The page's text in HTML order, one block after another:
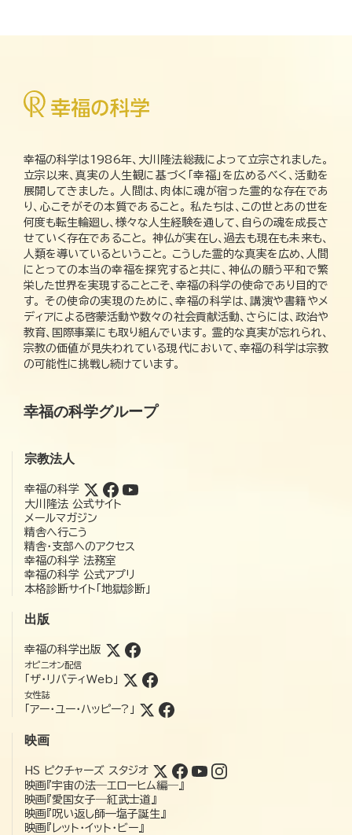
幸福の科学は1986年、大川隆法総裁によって立宗されました。
立宗以来、真実の人生観に基づく「幸福」を広めるべく、活動を
展開してきました。 人間は、肉体に魂が宿った霊的な存在であ
り、心こそがその本質であること。 私たちは、この世とあの世を
何度も転生輪廻し、様々な人生経験を通して、自らの魂を成長さ
せていく存在であること。 神仏が実在し、過去も現在も未来も、
人類を導いているということ。 こうした霊的な真実を広め、人間
にとっての本当の幸福を探究すると共に、神仏の願う平和で繁
栄した世界を実現することこそ、幸福の科学の使命であり目的で
す。 その使命の実現のために、幸福の科学は、講演や書籍やメ
ディアによる啓蒙活動や数々の社会貢献活動、さらには、政治や
教育、国際事業にも取り組んでいます。 霊的な真実が忘れられ、
宗教の価値が見失われている現代において、幸福の科学は宗教
の可能性に挑戦し続けています。
幸福の科学グループ
宗教法人
幸福の科学
大川隆法 公式サイト
メールマガジン
精舎へ行こう
精舎・支部へのアクセス
幸福の科学 法務室
幸福の科学 公式アプリ
本格診断サイト「地獄診断」
出版
幸福の科学出版
オピニオン配信
「ザ・リバティWeb」
女性誌
「アー・ユー・ハッピー?」
映画
HS ピクチャーズ スタジオ
映画『宇宙の法―エローヒム編―』
映画『愛国女子―紅武士道』
映画『呪い返し師—塩子誕生』
映画『レット・イット・ビー』